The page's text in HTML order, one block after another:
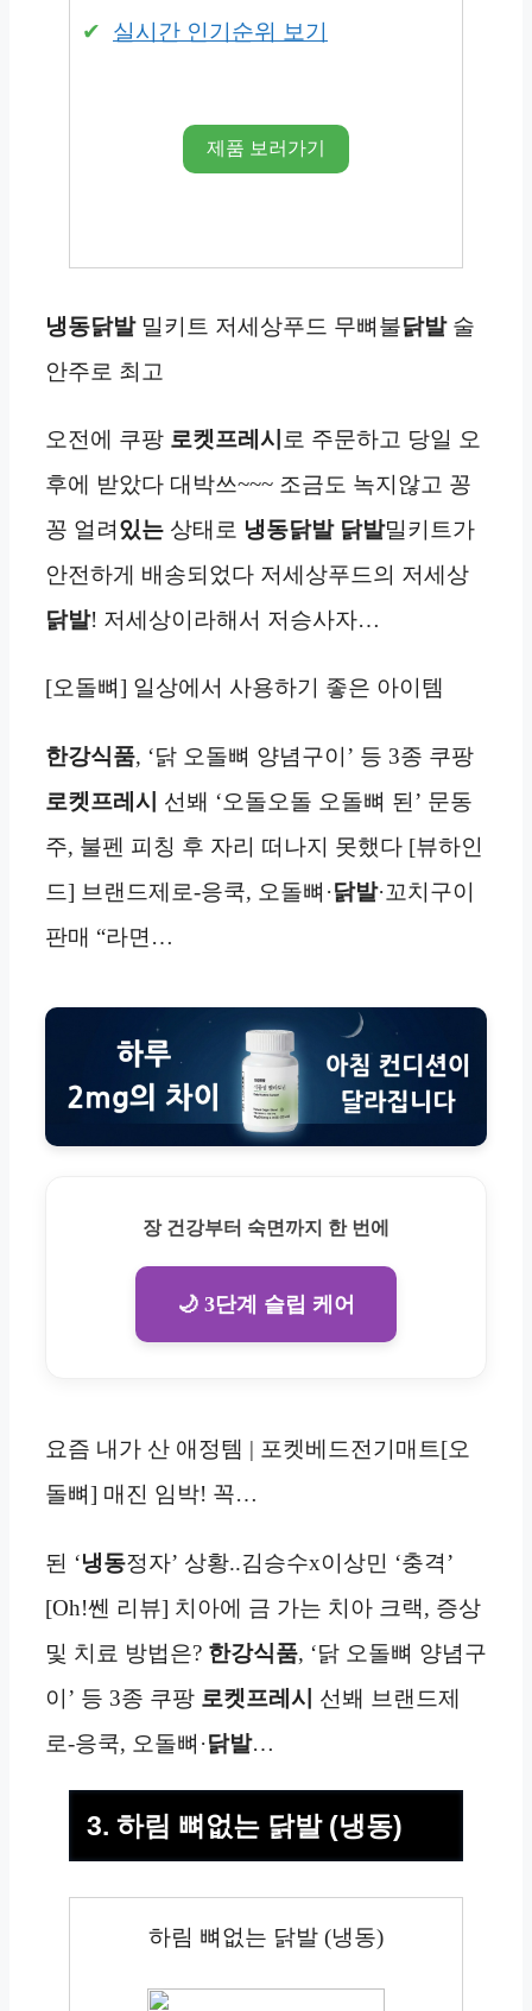
실시간 인기순위 보기
제품 보러가기
냉동닭발밀키트 저세상푸드 무뼈불닭발술
안주로 최고
오전에 쿠팡 로켓프레시 로 주문하고 당일 오
후에 받았다 대박쓰~~~ 조금도 녹지않고 꽁
꽁 얼려 있는 상태로 냉동닭발 닭발밀키트가
안전하게 배송되었다 저세상푸드의 저세상
닭발! 저세상이라해서 저승사자…
[오돌뼈] 일상에서 사용하기 좋은 아이템
한강식품, ‘닭 오돌뼈 양념구이’ 등 3종 쿠팡
로켓프레시
선봬 ‘오돌오돌 오돌뼈 된’ 문동
주, 불펜 피칭 후 자리 떠나지 못했다 [뷰하인
드] 브랜드제로-응쿡, 오돌뼈·닭발·꼬치구이
판매 “라면…
장 건강부터 숙면까지 한 번에
🌙 3단계 슬립 케어
요즘 내가 산 애정템 | 포켓베드전기매트[오
돌뼈] 매진 임박! 꼭…
된 ‘냉동정자’ 상황..김승수x이상민 ‘충격’
[Oh!쎈 리뷰] 치아에 금 가는 치아 크랙, 증상
및 치료 방법은? 한강식품, ‘닭 오돌뼈 양념구
이’ 등 3종 쿠팡 로켓프레시
선봬 브랜드제
로-응쿡, 오돌뼈·닭발…
3. 하림 뼈없는 닭발 (냉동)
하림 뼈없는 닭발 (냉동)